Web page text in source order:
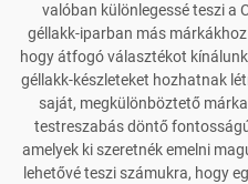
valóban különlegessé teszi a
géllakk-iparban más
hogy átfogó választékot
géllakk-készleteket hozhatnak
saját, megkülönböztető
testreszabás döntő
amelyek ki szeretnék emelni
lehetővé teszi számukra, hogy